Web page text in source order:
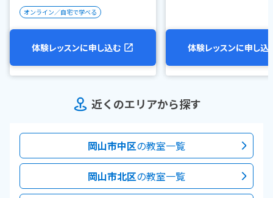
オンライン／自宅で学べる
体験レッスンに申し込む 体験レッスンに申し込
近くのエリアから探す
岡山市中区の教室一覧
岡山市北区の教室一覧